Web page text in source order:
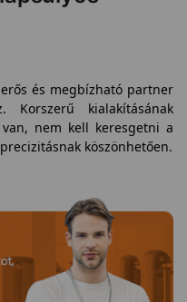
és megbízható partner
Korszerű kialakításának
nem kell keresgetni a
köszönhetően.